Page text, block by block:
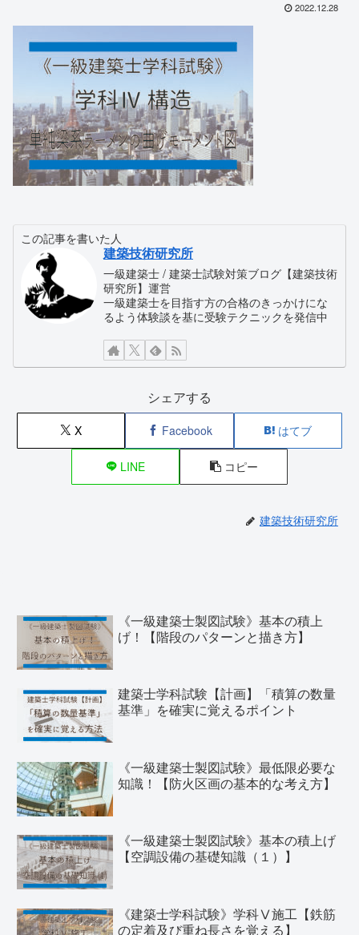
2022.12.28
この記事を書いた人
建築技術研究所
一級建築士 / 建築士試験対策ブログ【建築技術
研究所】運営
一級建築士を目指す方の合格のきっかけにな
るよう体験談を基に受験テクニックを発信中
シェアする
X Facebook はてブ
LINE コピー
建築技術研究所
《一級建築士製図試験》基本の積上
げ！【階段のパターンと描き方】
建築士学科試験【計画】「積算の数量
基準」を確実に覚えるポイント
《一級建築士製図試験》最低限必要な
知識！【防火区画の基本的な考え方】
《一級建築士製図試験》基本の積上げ
【空調設備の基礎知識（１）】
《建築士学科試験》学科Ⅴ施工【鉄筋
の定着及び重ね長さを覚える】